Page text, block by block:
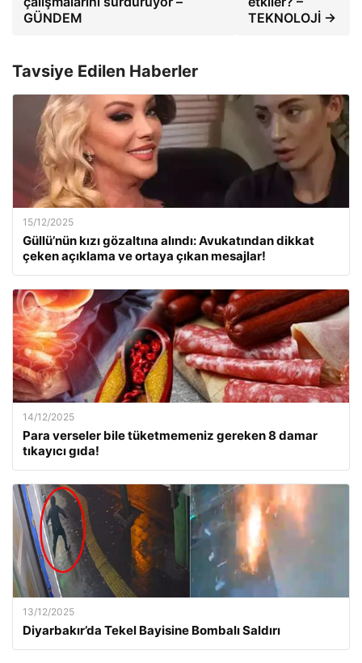
GÜNDEM
TEKNOLOJİ →
Tavsiye Edilen Haberler
15/12/2025
Güllü’nün kızı gözaltına alındı: Avukatından dikkat
çeken açıklama ve ortaya çıkan mesajlar!
14/12/2025
Para verseler bile tüketmemeniz gereken 8 damar
tıkayıcı gıda!
13/12/2025
Diyarbakır’da Tekel Bayisine Bombalı Saldırı